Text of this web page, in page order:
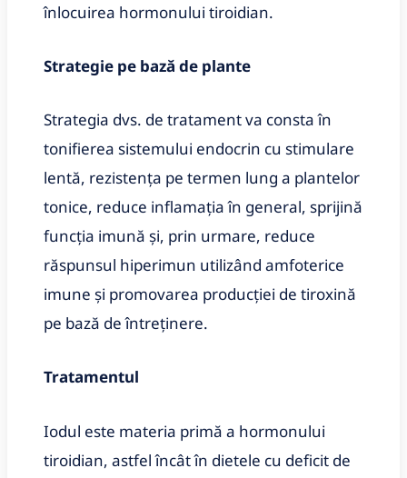
înlocuirea hormonului tiroidian.
Strategie pe bază de plante
Strategia dvs. de tratament va consta în
tonifierea sistemului endocrin cu stimulare
lentă, rezistența pe termen lung a plantelor
tonice, reduce inflamația în general, sprijină
funcția imună și, prin urmare, reduce
răspunsul hiperimun utilizând amfoterice
imune și promovarea producției de tiroxină
pe bază de întreținere.
Tratamentul
Iodul este materia primă a hormonului
tiroidian, astfel încât în dietele cu deficit de